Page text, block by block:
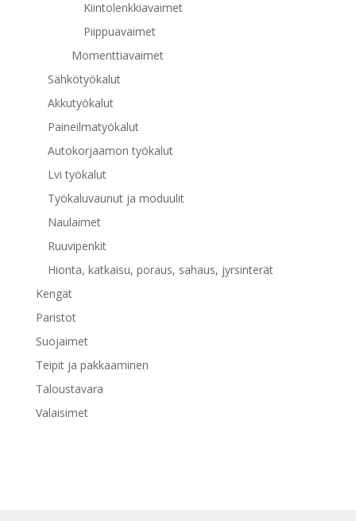
Kiintolenkkiavaimet
Piippuavaimet
Momenttiavaimet
Sähkötyökalut
Akkutyökalut
Paineilmatyökalut
Autokorjaamon työkalut
Lvi työkalut
Työkaluvaunut ja moduulit
Naulaimet
Ruuvipenkit
Hionta, katkaisu, poraus, sahaus, jyrsinterät
Kengät
Paristot
Suojaimet
Teipit ja pakkaaminen
Taloustavara
Valaisimet